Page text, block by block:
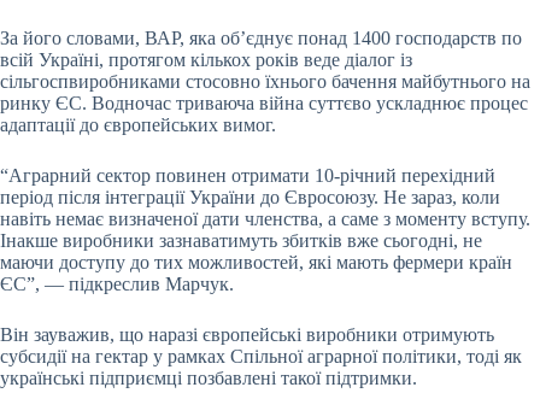
За його словами, ВАР, яка об’єднує понад 1400 господарств по
всій Україні, протягом кількох років веде діалог із
сільгоспвиробниками стосовно їхнього бачення майбутнього на
ринку ЄС. Водночас триваюча війна суттєво ускладнює процес
адаптації до європейських вимог.
“Аграрний сектор повинен отримати 10-річний перехідний
період після інтеграції України до Євросоюзу. Не зараз, коли
навіть немає визначеної дати членства, а саме з моменту вступу.
Інакше виробники зазнаватимуть збитків вже сьогодні, не
маючи доступу до тих можливостей, які мають фермери країн
ЄС”, — підкреслив Марчук.
Він зауважив, що наразі європейські виробники отримують
субсидії на гектар у рамках Спільної аграрної політики, тоді як
українські підприємці позбавлені такої підтримки.